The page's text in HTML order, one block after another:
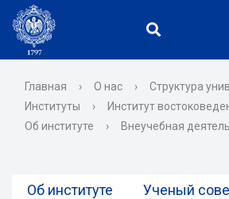
Главная › О нас › Структура
Институты
› Институт
Об институте
› Внеучебная
Об институте Ученый